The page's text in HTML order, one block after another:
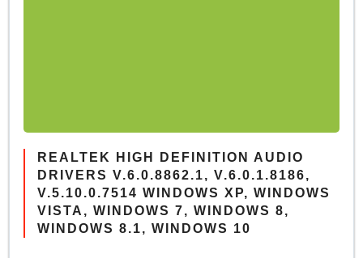
REALTEK HIGH DEFINITION AUDIO
DRIVERS V.6.0.8862.1, V.6.0.1.8186,
V.5.10.0.7514 WINDOWS XP, WINDOWS
VISTA, WINDOWS 7, WINDOWS 8,
WINDOWS 8.1, WINDOWS 10